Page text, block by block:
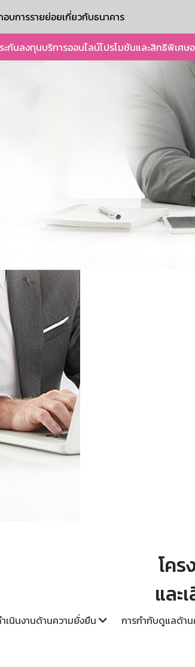
อบการรายย่อยเกี่ยวกับธนาคาร
ะกันลงทุนบริการออนไลน์โปรโมชันและสิทธิพิเศษ
โค
และ
เนินงานด้านความยั่งยืน การกำกับดูแลด้า